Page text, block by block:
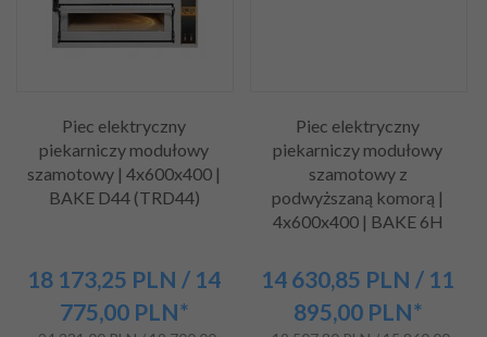
Piec elektryczny
piekarniczy modułowy
szamotowy | 4x600x400 |
BAKE D44 (TRD44)
18 173,25 PLN / 14
775,00 PLN*
Piec elektryczny
piekarniczy modułowy
szamotowy z
podwyższaną komorą |
4x600x400 | BAKE 6H
14 630,85 PLN / 11
895,00 PLN*